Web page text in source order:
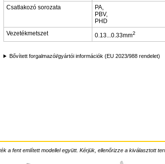
Csatlakozó sorozata
PA,
PBV,
PHD
Vezetékmetszet
0.13...0.33mm2
Bővített forgalmazói/gyártói információk (EU 2023/988 rendelet)
a fent említett modellel együtt. Kérjük, ellenőrizze a kiválasztott